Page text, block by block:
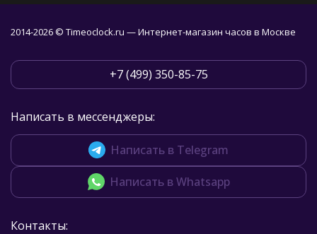
2014-2026 © Timeoclock.ru — Интернет-магазин часов в Москве
+7 (499) 350-85-75
Написать в мессенджеры:
Написать в Telegram
Написать в Whatsapp
Контакты: